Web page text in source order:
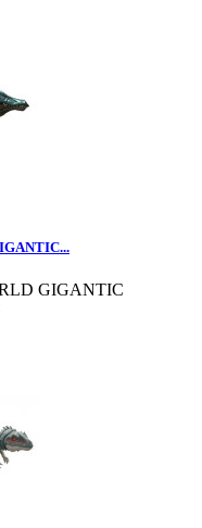
GIGANTIC